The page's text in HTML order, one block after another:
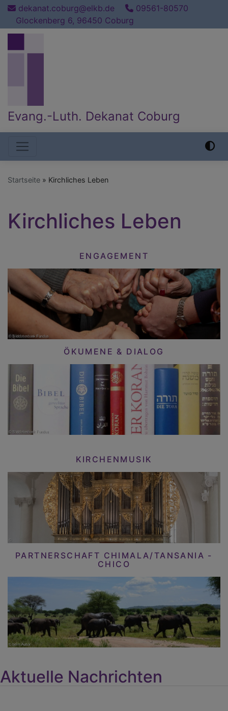
Direkt
Inhalt
dekanat.coburg@elkb.de
09561-80570
Glockenberg 6, 96450 Coburg
Evang.-Luth. Dekanat Coburg
Hauptnavigation
Startseite Kirchliches Leben
Kirchliches Leben
ENGAGEMENT
ÖKUMENE & DIALOG
KIRCHENMUSIK
PARTNERSCHAFT CHIMALA/TANSANIA -
CHICO
Aktuelle Nachrichten